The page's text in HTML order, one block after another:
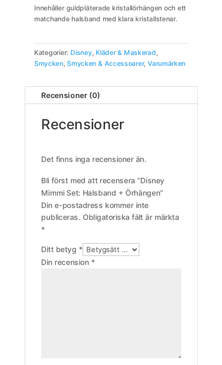
Innehåller guldpläterade kristallörhängen och ett
matchande halsband med klara kristallstenar.
Kategorier: Disney, Kläder & Maskerad,
Smycken,Smycken & Accessoarer, Varumärken
Recensioner (0)
Recensioner
Det finns inga recensioner än.
Bli först med att recensera ”Disney
Mimmi Set: Halsband + Örhängen”
Din e-postadress kommer inte
publiceras. Obligatoriska fält är märkta
*
Ditt betyg *
Din recension *